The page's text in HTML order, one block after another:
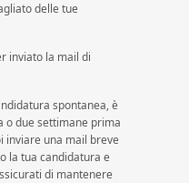
delle tue
inviato la mail di
spontanea, è
o due settimane prima
inviare una mail breve
la tua candidatura e
di mantenere